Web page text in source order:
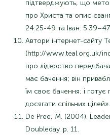
підтверджують, що
про Христа та опис
24:25-49 та Іван. 5:39–47.
Автори інтернет-сайту
(http://www.teal.org.uk/
про лідерство
має бачення; він
їм своє бачення; і
досягати спільних цілей».
De Pree, M. (2004).
Doubleday. p. 11.